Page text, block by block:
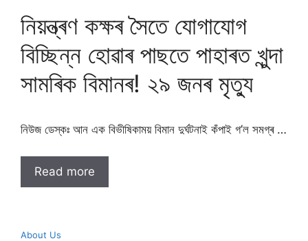
নিয়ন্ত্ৰণ কক্ষৰ সৈতে যোগাযোগ
বিচ্ছিন্ন হোৱাৰ পাছতে পাহাৰত খুন্দা
সামৰিক বিমানৰ! ২৯ জনৰ মৃত্যু
নিউজ ডেস্কঃ আন এক বিভীষিকাময় বিমান দুৰ্ঘটনাই কঁপাই গ’ল সমগ্ৰ …
Read more
About Us